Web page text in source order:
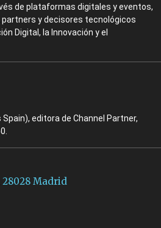
de plataformas digitales y eventos,
y decisores tecnológicos
Digital, la Innovación y el
editora de Channel Partner,
28028 Madrid